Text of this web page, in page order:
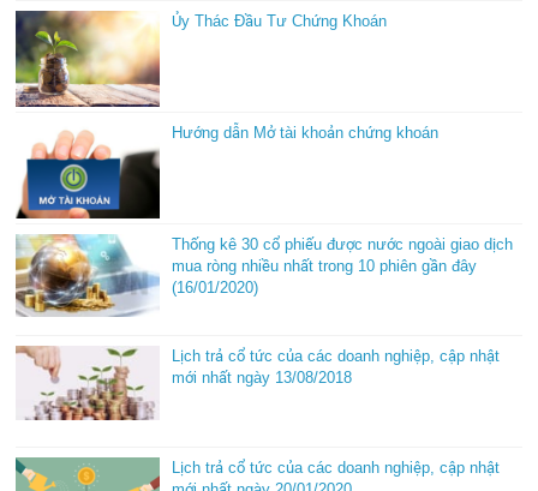
Ủy Thác Đầu Tư Chứng Khoán
Hướng dẫn Mở tài khoản chứng khoán
Thống kê 30 cổ phiếu được nước ngoài giao dịch
mua ròng nhiều nhất trong 10 phiên gần đây
(16/01/2020)
Lịch trả cổ tức của các doanh nghiệp, cập nhật
mới nhất ngày 13/08/2018
Lịch trả cổ tức của các doanh nghiệp, cập nhật